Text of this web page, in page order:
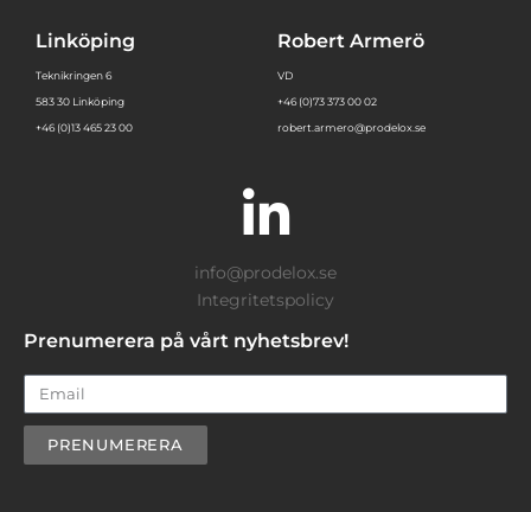
Linköping
Teknikringen 6
583 30 Linköping
+46 (0)13 465 23 00
Robert Armerö
VD
+46 (0)73 373 00 02
robert.armero@prodelox.se
info@prodelox.se
Integritetspolicy
Prenumerera på vårt nyhetsbrev!
PRENUMERERA